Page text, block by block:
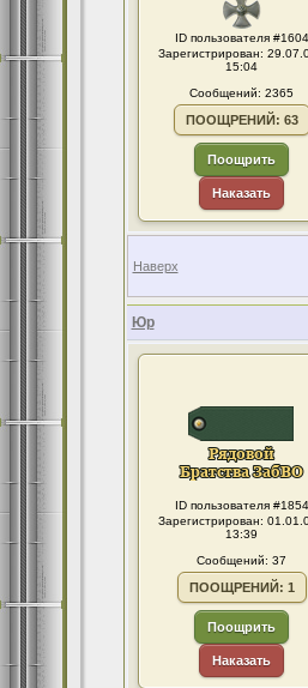
ID пользователя #1604
Зарегистрирован:
15:04
Сообщений: 2365
ПООЩРЕНИЙ: 63
Поощрить
Наказать
Наверх
Юр
ID пользователя #1854
Зарегистрирован:
13:39
Сообщений: 37
ПООЩРЕНИЙ: 1
Поощрить
Наказать